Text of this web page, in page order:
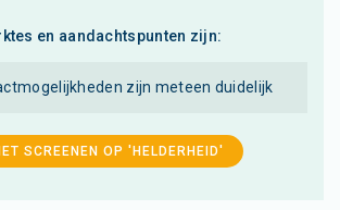
en aandachtspunten zijn:
zijn meteen duidelijk
SCREENEN OP 'HELDERHEID'